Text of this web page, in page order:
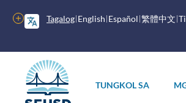
ang
pangunahing
Tagalog English Español 繁體中文
Higit
pang
opsyon
menu
TUNGKOL SA